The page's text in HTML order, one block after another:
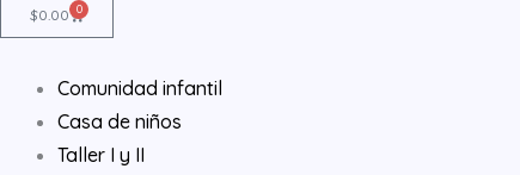
$0.00 0
Cart
Comunidad infantil
Casa de niños
Taller I y II